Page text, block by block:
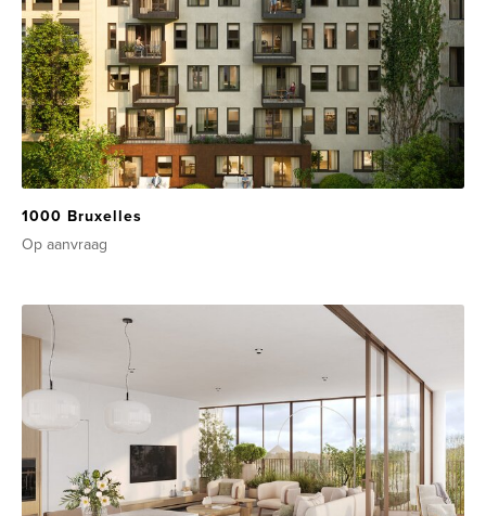
1000 Bruxelles
Op aanvraag